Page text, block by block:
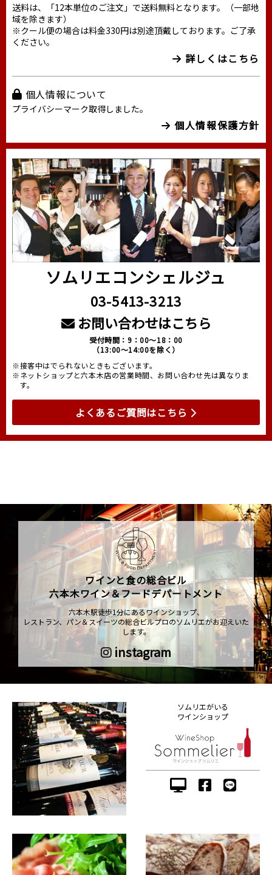
送料は、「12本単位のご注文」で送料無料となります。（一部地
域を除きます）
※クール便の場合は料金330円は別途頂戴しております。ご了承
ください。
詳しくはこちら
個人情報について
プライバシーマーク取得しました。
個人情報保護方針
ソムリエコンシェルジュ
03-5413-3213
お問い合わせはこちら
受付時間：9：00～18：00
（13:00～14:00を除く）
※接客中はでられないときもございます。
※ネットショップと六本木店の営業時間、お問い合わせ先は異なりま
す。
よくあるご質問はこちら
ワインと食の総合ビル
六本木ワイン＆フードデパートメント
六本木駅徒歩1分にあるワインショップ、
レストラン、パン＆スイーツの総合ビルプロのソムリエがお迎えいた
します。
instagram
ソムリエがいる
ワインショップ